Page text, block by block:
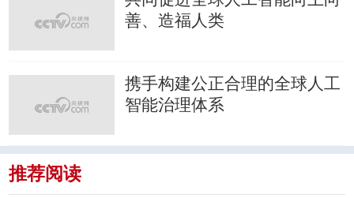
善、造福人类
携手构建公正合理的全球人工
智能治理体系
推荐阅读